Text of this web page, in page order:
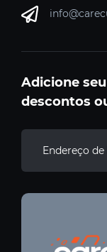
Adicione
descontos